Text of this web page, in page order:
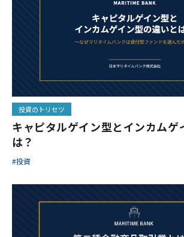
投資のトリセツ
キャピタルゲイン型とインカムゲ
は？
#投資